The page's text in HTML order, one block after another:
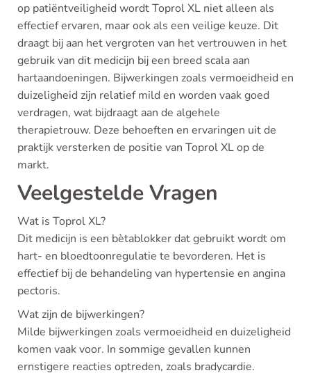
op patiëntveiligheid wordt Toprol XL niet alleen als
effectief ervaren, maar ook als een veilige keuze. Dit
draagt bij aan het vergroten van het vertrouwen in het
gebruik van dit medicijn bij een breed scala aan
hartaandoeningen. Bijwerkingen zoals vermoeidheid en
duizeligheid zijn relatief mild en worden vaak goed
verdragen, wat bijdraagt aan de algehele
therapietrouw. Deze behoeften en ervaringen uit de
praktijk versterken de positie van Toprol XL op de
markt.
Veelgestelde Vragen
Wat is Toprol XL?
Dit medicijn is een bètablokker dat gebruikt wordt om
hart- en bloedtoonregulatie te bevorderen. Het is
effectief bij de behandeling van hypertensie en angina
pectoris.
Wat zijn de bijwerkingen?
Milde bijwerkingen zoals vermoeidheid en duizeligheid
komen vaak voor. In sommige gevallen kunnen
ernstigere reacties optreden, zoals bradycardie.